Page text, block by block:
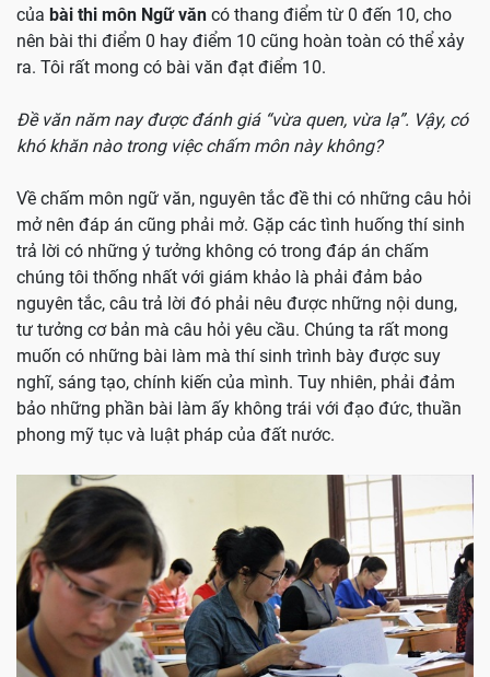
của bài thi môn Ngữ văn có thang điểm từ 0 đến 10, cho
nên bài thi điểm 0 hay điểm 10 cũng hoàn toàn có thể xảy
ra. Tôi rất mong có bài văn đạt điểm 10.
Đề văn năm nay được đánh giá “vừa quen, vừa lạ”. Vậy, có
khó khăn nào trong việc chấm môn này không?
Về chấm môn ngữ văn, nguyên tắc đề thi có những câu hỏi
mở nên đáp án cũng phải mở. Gặp các tình huống thí sinh
trả lời có những ý tưởng không có trong đáp án chấm
chúng tôi thống nhất với giám khảo là phải đảm bảo
nguyên tắc, câu trả lời đó phải nêu được những nội dung,
tư tưởng cơ bản mà câu hỏi yêu cầu. Chúng ta rất mong
muốn có những bài làm mà thí sinh trình bày được suy
nghĩ, sáng tạo, chính kiến của mình. Tuy nhiên, phải đảm
bảo những phần bài làm ấy không trái với đạo đức, thuần
phong mỹ tục và luật pháp của đất nước.